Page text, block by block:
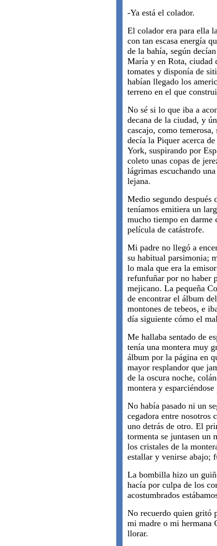
-Ya está el colador.
El colador era para ella
con tan escasa energía
de la bahía, según
María y en Rota, ciudad
tomates y disponía de
habían llegado los
terreno en el que
No sé si lo que iba a
decana de la ciudad, y
cascajo, como
decía la Piquer acerca
York, suspirando por
coleto unas copas de
lágrimas escuchando
lejana.
Medio segundo después
teníamos emitiera un
mucho tiempo en darme
película de catástrofe.
Mi padre no llegó a
su habitual parsimonia;
lo mala que era la
refunfuñar por no haber
mejicano. La pequeña
de encontrar el álbum
montones de tebeos, e
día siguiente cómo el
Me hallaba sentado de
tenía una montera muy
álbum por la página en
mayor resplandor que
de la oscura noche,
montera y
No había pasado ni un
cegadora entre nosotros
uno detrás de otro. El
tormenta se juntasen un
los cristales de la
estallar y venirse abajo;
La bombilla hizo un
hacía por culpa de los
acostumbrados
No recuerdo quien gritó
mi madre o mi hermana
llorar.